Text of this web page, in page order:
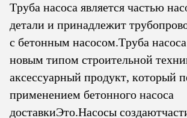
Труба насоса является частью
детали и принадлежит
с бетонным насосом.Труба насоса
новым типом строительной
аксессуарный продукт, который
применением бетонного насоса
доставкиЭто.Насосы создают